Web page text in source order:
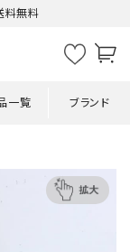
料無料
一覧 ブランド